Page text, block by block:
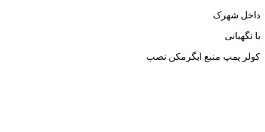
داخل شهرک
با نگهبانی
کولر پمپ منبع ابگرمکن نصب